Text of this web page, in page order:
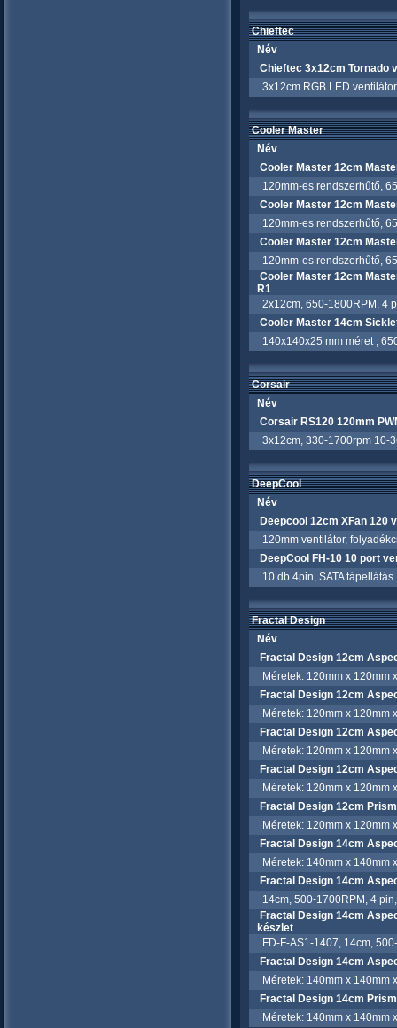
Chieftec
Név
Chieftec 3x12cm Tornado
3x12cm RGB LED
Cooler Master
Név
Cooler Master 12cm
120mm-es rendszerhűtő,
Cooler Master 12cm
120mm-es rendszerhűtő,
Cooler Master 12cm
120mm-es rendszerhűtő,
Cooler Master 12cm
R1
2x12cm, 650-1800RPM, 4
Cooler Master 14cm
140x140x25 mm méret ,
Corsair
Név
Corsair RS120 120mm
3x12cm, 330-1700rpm 10-
DeepCool
Név
Deepcool 12cm XFan 120
120mm ventilátor,
DeepCool FH-10 10 port
10 db 4pin, SATA tápellátás
Fractal Design
Név
Fractal Design 12cm
Méretek: 120mm x 120mm
Fractal Design 12cm
Méretek: 120mm x 120mm
Fractal Design 12cm
Méretek: 120mm x 120mm
Fractal Design 12cm
Méretek: 120mm x 120mm
Fractal Design 12cm
Méretek: 120mm x 120mm
Fractal Design 14cm
Méretek: 140mm x 140mm
Fractal Design 14cm
14cm, 500-1700RPM, 4
Fractal Design 14cm
készlet
FD-F-AS1-1407, 14cm,
Fractal Design 14cm
Méretek: 140mm x 140mm
Fractal Design 14cm
Méretek: 140mm x 140mm